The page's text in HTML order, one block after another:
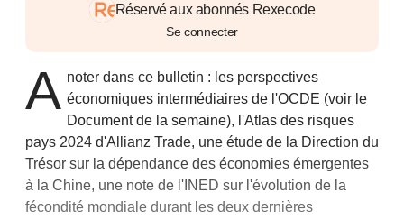
Réservé aux abonnés Rexecode
Se connecter
A noter dans ce bulletin : les perspectives
économiques intermédiaires de l'OCDE (voir le
Document de la semaine), l'Atlas des risques
pays 2024 d'Allianz Trade, une étude de la Direction du
Trésor sur la dépendance des économies émergentes
à la Chine, une note de l'INED sur l'évolution de la
fécondité mondiale durant les deux dernières